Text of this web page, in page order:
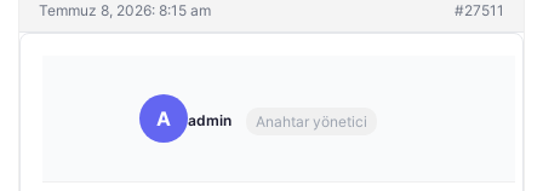
Temmuz 8, 2026: 8:15 am #27511
A admin Anahtar yönetici